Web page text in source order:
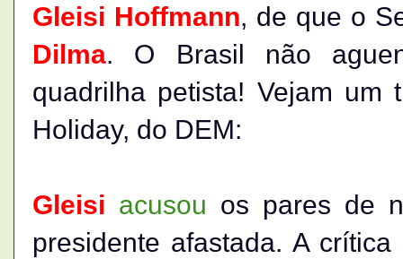
Gleisi Hoffmann, de que o
Dilma. O Brasil não
quadrilha petista! Vejam um
Holiday, do DEM:
Gleisi acusou os pares de
presidente afastada. A